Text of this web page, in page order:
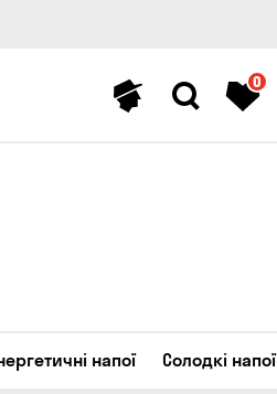
0
напої Солодкі напої